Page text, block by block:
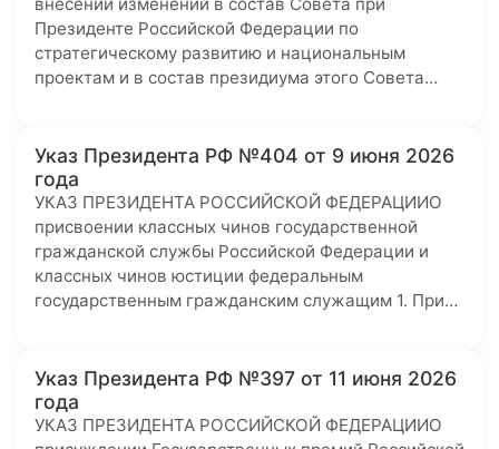
Президенте Российской Федерации по
стратегическому развитию и национальным
проектам и в состав президиума этого Совета…
Указ Президента РФ №404 от 9 июня 2026
года
УКАЗ ПРЕЗИДЕНТА РОССИЙСКОЙ ФЕДЕРАЦИИО
присвоении классных чинов государственной
гражданской службы Российской Федерации и
классных чинов юстиции федеральным
государственным гражданским служащим 1. При…
Указ Президента РФ №397 от 11 июня 2026
года
УКАЗ ПРЕЗИДЕНТА РОССИЙСКОЙ ФЕДЕРАЦИИО